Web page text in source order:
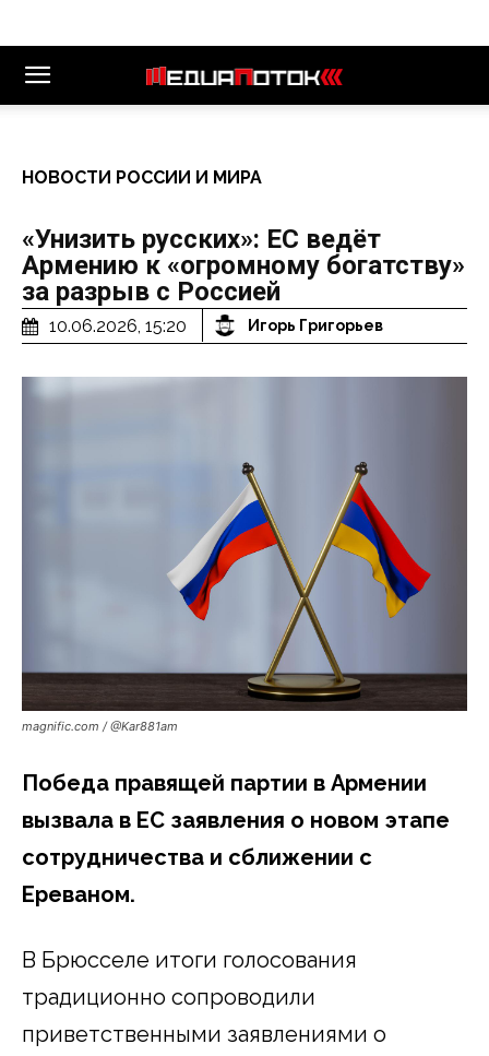
НОВОСТИ РОССИИ И МИРА
«Унизить русских»: ЕС ведёт
Армению к «огромному богатству»
за разрыв с Россией
10.06.2026, 15:20 Игорь Григорьев
magnific.com / @Kar881am
Победа правящей партии в Армении
вызвала в ЕС заявления о новом этапе
сотрудничества и сближении с
Ереваном.
В Брюсселе итоги голосования
традиционно сопроводили
приветственными заявлениями о